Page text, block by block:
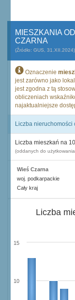
MIESZKANIA
CZARNA
(Źródło: GUS, 31.XII.2024)
Oznaczenie
jest zarówno jako
jest zgodna z tą
obliczeniach
najaktualniejsze
Liczba
Liczba mieszkań na
(oddanych do
Wieś Czarna
woj. podkarpackie
Cały kraj
Liczba
10
15